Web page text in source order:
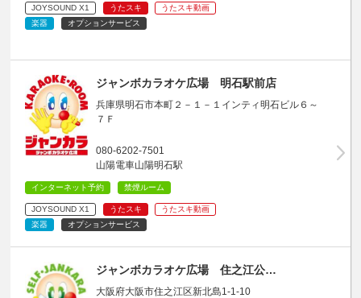
JOYSOUND X1 うたスキ
うたスキ動画
楽器
オプションサービス
ジャンボカラオケ広場 明石駅前店
兵庫県明石市本町２－１－１インティ明石ビル６～
７Ｆ
080-6202-7501
山陽電車山陽明石駅
インターネット予約 禁煙ルーム
JOYSOUND X1 うたスキ
うたスキ動画
楽器
オプションサービス
ジャンボカラオケ広場 住之江公…
大阪府大阪市住之江区新北島1-1-10